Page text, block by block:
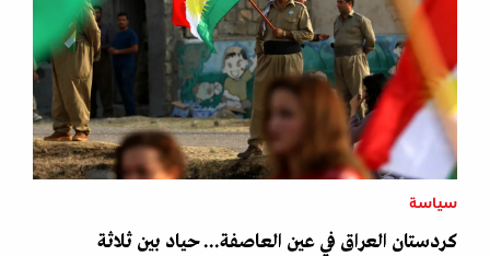
سياسة
كردستان العراق في عين العاصفة... حياد بين ثلاثة